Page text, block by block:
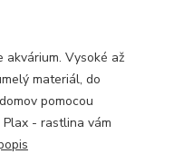
Vysoké až
materiál, do
pomocou
- rastlina vám